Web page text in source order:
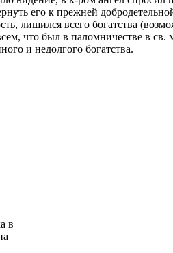
его к прежней
лишился всего богатства
что был в паломничестве в
и недолгого богатства.
в